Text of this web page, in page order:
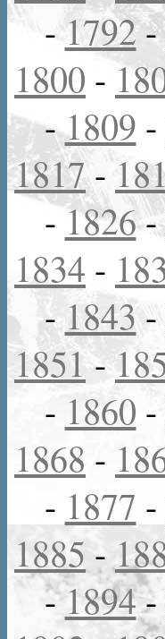
-1792-
1800 -
-1809 -
1817-
-1826-
1834 -
-1843-
1851-
- 1860 -
1868 -
- 1877 -
1885-
-1894-